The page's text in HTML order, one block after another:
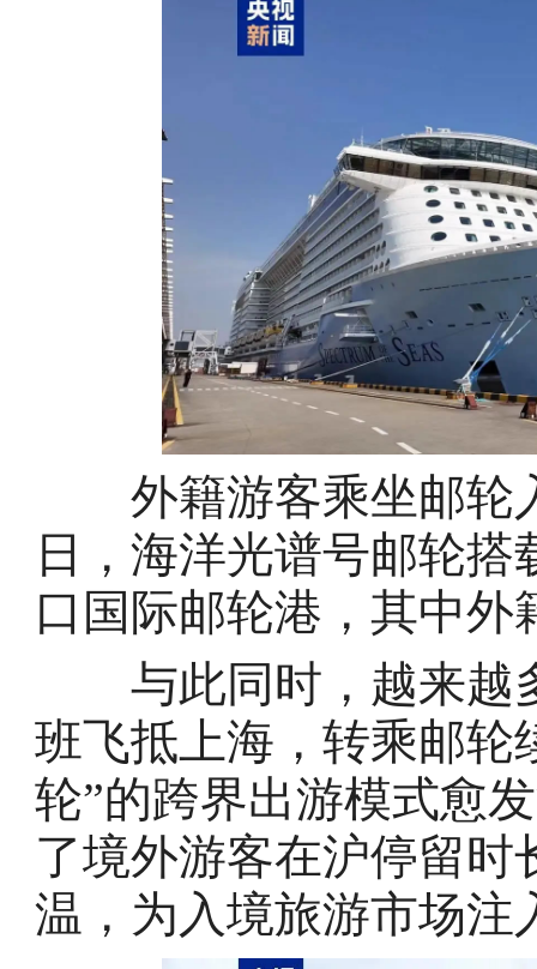
外籍游客乘坐邮轮
日，海洋光谱号邮轮
口国际邮轮港，其中外
与此同时，越来越
班飞抵上海，转乘邮轮
轮”的跨界出游模式愈
了境外游客在沪停留
温，为入境旅游市场注